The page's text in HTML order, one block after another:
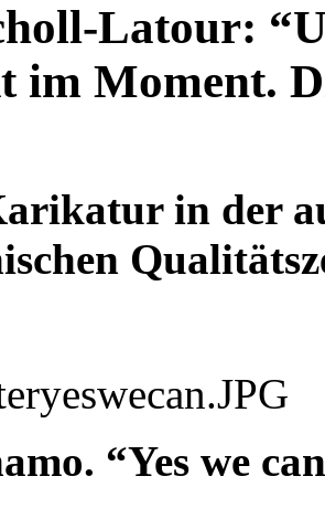
Latour:
im Moment.
in der
“Yes we